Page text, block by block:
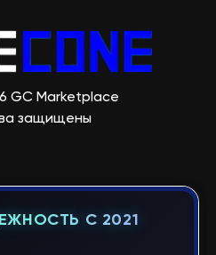
GC Marketplace
защищены
С 2021